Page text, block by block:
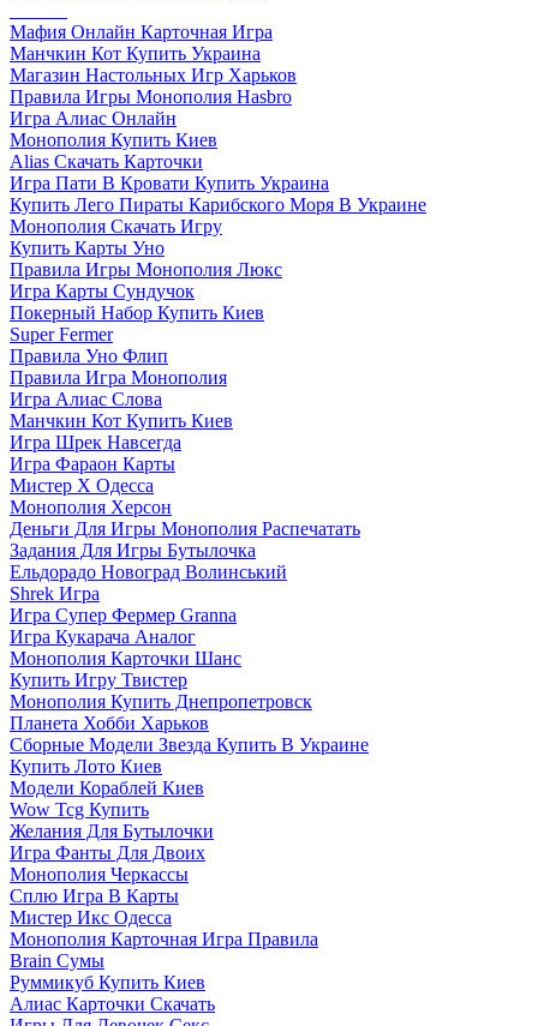
Мафия Онлайн Карточная Игра
Манчкин Кот Купить Украина
Магазин Настольных Игр Харьков
Правила Игры Монополия Hasbro
Игра Алиас Онлайн
Монополия Купить Киев
Alias Скачать Карточки
Игра Пати В Кровати Купить Украина
Купить Лего Пираты Карибского Моря В Украине
Монополия Скачать Игру
Купить Карты Уно
Правила Игры Монополия Люкс
Игра Карты Сундучок
Покерный Набор Купить Киев
Super Fermer
Правила Уно Флип
Правила Игра Монополия
Игра Алиас Слова
Манчкин Кот Купить Киев
Игра Шрек Навсегда
Игра Фараон Карты
Мистер Х Одесса
Монополия Херсон
Деньги Для Игры Монополия Распечатать
Задания Для Игры Бутылочка
Ельдорадо Новоград Волинський
Shrek Игра
Игра Супер Фермер Granna
Игра Кукарача Аналог
Монополия Карточки Шанс
Купить Игру Твистер
Монополия Купить Днепропетровск
Планета Хобби Харьков
Сборные Модели Звезда Купить В Украине
Купить Лото Киев
Модели Кораблей Киев
Wow Tcg Купить
Желания Для Бутылочки
Игра Фанты Для Двоих
Монополия Черкассы
Сплю Игра В Карты
Мистер Икс Одесса
Монополия Карточная Игра Правила
Brain Сумы
Руммикуб Купить Киев
Алиас Карточки Скачать